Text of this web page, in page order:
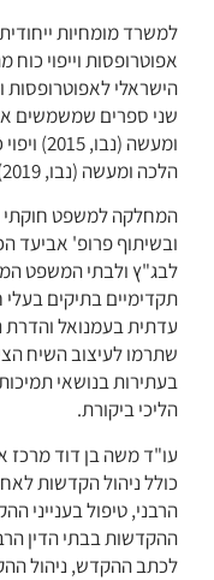
למשרד מומחיות
אפוטרופסות וייפוי
הישראלי לאפוטרופסות
שני ספרים שמשמשים
ומעשה
הלכה ומעשה (נבו, 2019).
המחלקה למשפט חוקתי
ובשיתוף פרופ' אביעד
לבג"ץ ולבתי המשפט
תקדימיים בתיקים
עדתית בעמנואל והדרת
שתרמו לעיצוב השיח
בעתירות בנושאי
הליכי ביקורת.
עו"ד משה בן דוד מרכז
כולל ניהול הקדשות
הרבני, טיפול
ההקדשות בבתי הדין
לכתב ההקדש, ניהול